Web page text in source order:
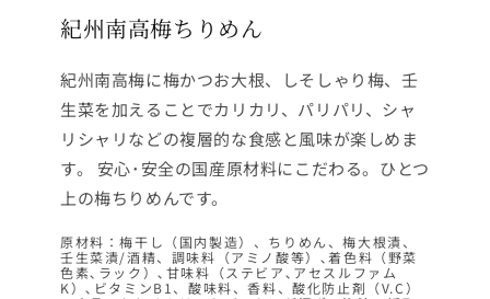
紀州南高梅ちりめん
紀州南高梅に梅かつお大根、しそしゃり梅、壬
生菜を加えることでカリカリ、パリパリ、シャ
リシャリなどの複層的な食感と風味が楽しめま
す。 安心･安全の国産原材料にこだわる。ひとつ
上の梅ちりめんです。
原材料：梅干し（国内製造）、ちりめん、梅大根漬、
壬生菜漬/酒精、調味料（アミノ酸等）､着色料（野菜
色素､ラック）､甘味料（ステビア､アセスルファム
K）､ビタミンB1、酸味料、香料、酸化防止剤（V.C）